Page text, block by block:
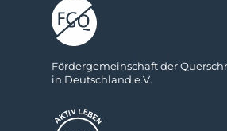
För­der­ge­mein­schaft der
in Deutsch­land e.V.